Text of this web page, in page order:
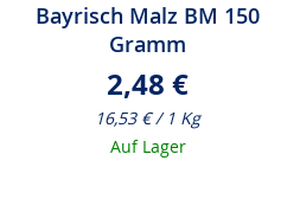
Bayrisch Malz BM 150
Gramm
2,48 €
16,53 € / 1 Kg
Auf Lager